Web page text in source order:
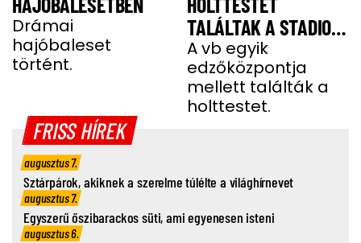
Drámai
hajóbaleset
történt.
TALÁLTAK A STADION
MELLETTI
PARKOLÓBAN
A vb egyik
edzőközpontja
mellett találták a
holttestet.
FRISS HÍREK
augusztus 7.
Sztárpárok, akiknek a szerelme túlélte a világhírnevet
augusztus 7.
Egyszerű őszibarackos süti, ami egyenesen isteni
augusztus 6.